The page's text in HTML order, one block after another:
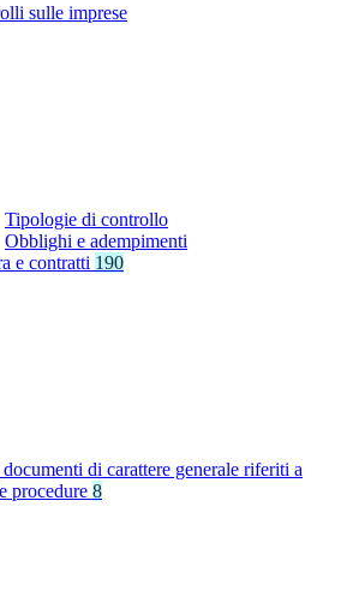
sulle imprese
Tipologie di controllo
Obblighi e adempimenti
e contratti 190
di carattere generale riferiti a
procedure 8